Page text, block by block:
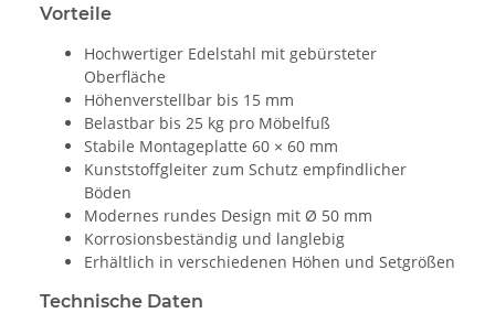
Vorteile
Hochwertiger Edelstahl mit gebürsteter
Oberfläche
Höhenverstellbar bis 15 mm
Belastbar bis 25 kg pro Möbelfuß
Stabile Montageplatte 60 × 60 mm
Kunststoffgleiter zum Schutz empfindlicher
Böden
Modernes rundes Design mit Ø 50 mm
Korrosionsbeständig und langlebig
Erhältlich in verschiedenen Höhen und Setgrößen
Technische Daten